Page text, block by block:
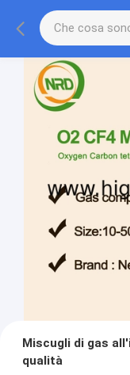
Miscugli di gas
qualità